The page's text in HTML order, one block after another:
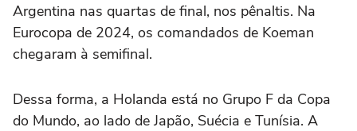
Argentina nas quartas de final, nos pênaltis. Na
Eurocopa de 2024, os comandados de Koeman
chegaram à semifinal.
Dessa forma, a Holanda está no Grupo F da Copa
do Mundo, ao lado de Japão, Suécia e Tunísia. A